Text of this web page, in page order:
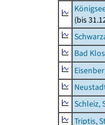
(bis
Bad
Schleiz,
Triptis,